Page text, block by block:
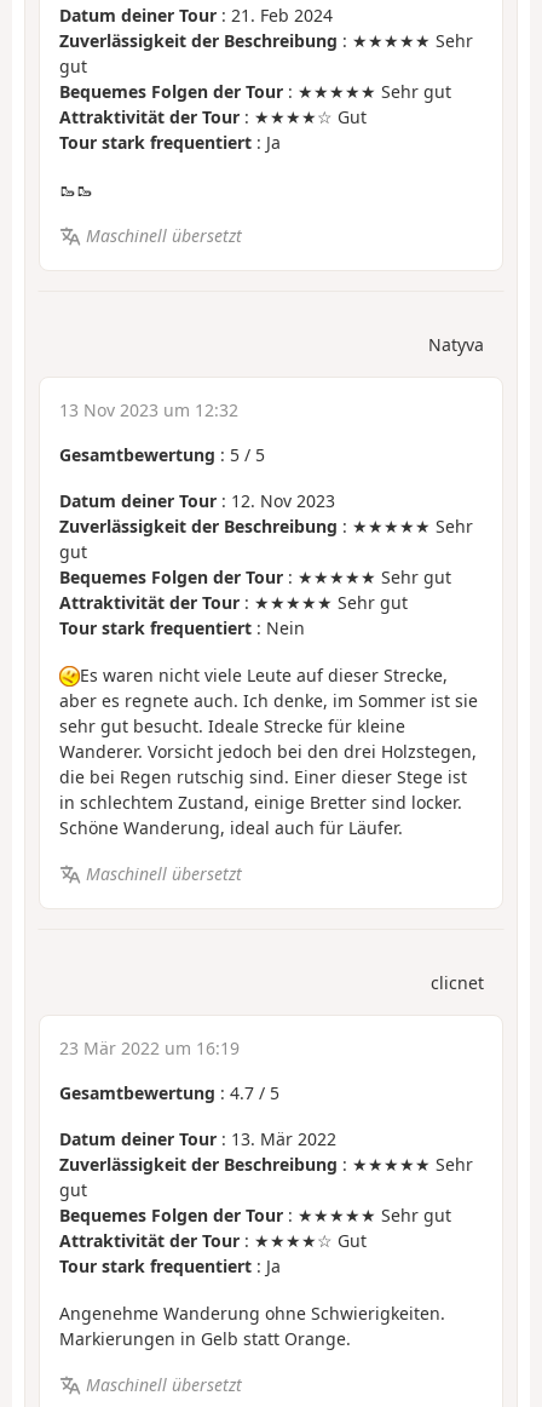
Datum deiner Tour : 21. Feb 2024
Zuverlässigkeit der Beschreibung : ★★★★★ Sehr
gut
Bequemes Folgen der Tour : ★★★★★ Sehr gut
Attraktivität der Tour : ★★★★☆ Gut
Tour stark frequentiert : Ja
🥾🥾
Maschinell übersetzt
Natyva
13 Nov 2023 um 12:32
Gesamtbewertung : 5 / 5
Datum deiner Tour : 12. Nov 2023
Zuverlässigkeit der Beschreibung : ★★★★★ Sehr
gut
Bequemes Folgen der Tour : ★★★★★ Sehr gut
Attraktivität der Tour : ★★★★★ Sehr gut
Tour stark frequentiert : Nein
Es waren nicht viele Leute auf dieser Strecke,
aber es regnete auch. Ich denke, im Sommer ist sie
sehr gut besucht. Ideale Strecke für kleine
Wanderer. Vorsicht jedoch bei den drei Holzstegen,
die bei Regen rutschig sind. Einer dieser Stege ist
in schlechtem Zustand, einige Bretter sind locker.
Schöne Wanderung, ideal auch für Läufer.
Maschinell übersetzt
clicnet
23 Mär 2022 um 16:19
Gesamtbewertung : 4.7 / 5
Datum deiner Tour : 13. Mär 2022
Zuverlässigkeit der Beschreibung : ★★★★★ Sehr
gut
Bequemes Folgen der Tour : ★★★★★ Sehr gut
Attraktivität der Tour : ★★★★☆ Gut
Tour stark frequentiert : Ja
Angenehme Wanderung ohne Schwierigkeiten.
Markierungen in Gelb statt Orange.
Maschinell übersetzt